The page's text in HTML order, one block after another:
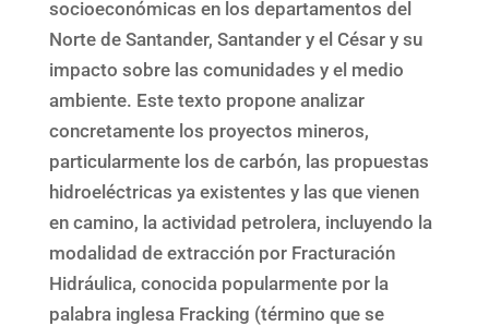
socioeconómicas en los departamentos del
Norte de Santander, Santander y el César y su
impacto sobre las comunidades y el medio
ambiente. Este texto propone analizar
concretamente los proyectos mineros,
particularmente los de carbón, las propuestas
hidroeléctricas ya existentes y las que vienen
en camino, la actividad petrolera, incluyendo la
modalidad de extracción por Fracturación
Hidráulica, conocida popularmente por la
palabra inglesa Fracking (término que se